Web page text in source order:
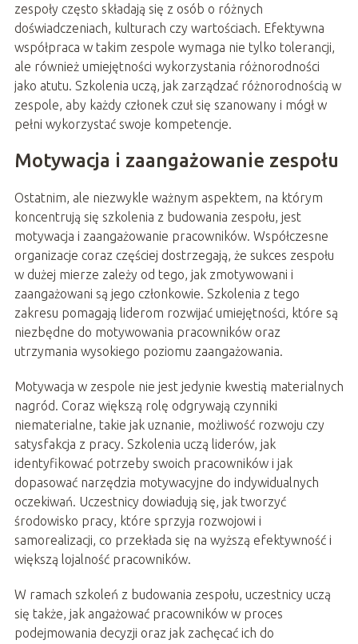
zespoły często składają się z osób o różnych
doświadczeniach, kulturach czy wartościach. Efektywna
współpraca w takim zespole wymaga nie tylko tolerancji,
ale również umiejętności wykorzystania różnorodności
jako atutu. Szkolenia uczą, jak zarządzać różnorodnością w
zespole, aby każdy członek czuł się szanowany i mógł w
pełni wykorzystać swoje kompetencje.
Motywacja i zaangażowanie zespołu
Ostatnim, ale niezwykle ważnym aspektem, na którym
koncentrują się szkolenia z budowania zespołu, jest
motywacja i zaangażowanie pracowników. Współczesne
organizacje coraz częściej dostrzegają, że sukces zespołu
w dużej mierze zależy od tego, jak zmotywowani i
zaangażowani są jego członkowie. Szkolenia z tego
zakresu pomagają liderom rozwijać umiejętności, które są
niezbędne do motywowania pracowników oraz
utrzymania wysokiego poziomu zaangażowania.
Motywacja w zespole nie jest jedynie kwestią materialnych
nagród. Coraz większą rolę odgrywają czynniki
niematerialne, takie jak uznanie, możliwość rozwoju czy
satysfakcja z pracy. Szkolenia uczą liderów, jak
identyfikować potrzeby swoich pracowników i jak
dopasować narzędzia motywacyjne do indywidualnych
oczekiwań. Uczestnicy dowiadują się, jak tworzyć
środowisko pracy, które sprzyja rozwojowi i
samorealizacji, co przekłada się na wyższą efektywność i
większą lojalność pracowników.
W ramach szkoleń z budowania zespołu, uczestnicy uczą
się także, jak angażować pracowników w proces
podejmowania decyzji oraz jak zachęcać ich do